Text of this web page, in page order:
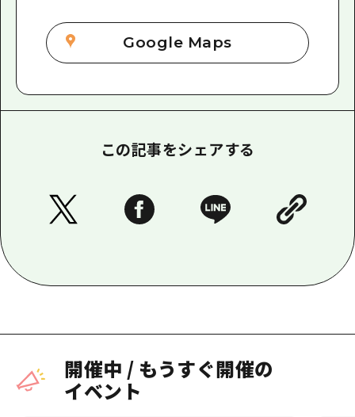
Google Maps
この記事をシェアする
開催中 / もうすぐ開催の
イベント